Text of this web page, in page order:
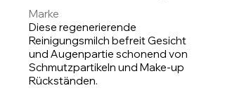
Marke
Diese regenerierende
Reinigungsmilch befreit Gesicht
und Augenpartie schonend von
Schmutzpartikeln und Make-up
Rückständen.